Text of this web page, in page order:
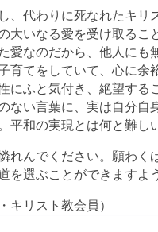
、代わりに死なれたキリ
大いなる愛を受け取るこ
愛なのだから、他人にも
育てをしていて、心に余
にふと気付き、絶望する
ない言葉に、実は自分自
平和の実現とは何と難し
れんでください。願わく
を選ぶことができますよ
キリスト教会員）